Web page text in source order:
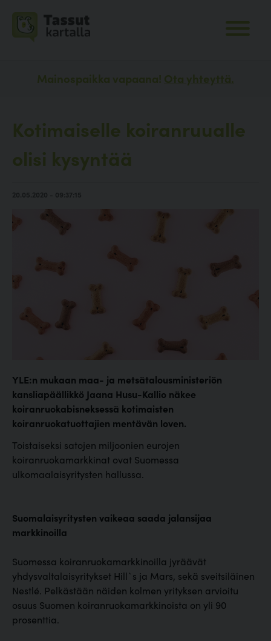
Mainospaikka vapaana! Ota yhteyttä.
Kotimaiselle koiranruualle
olisi kysyntää
YLE:n mukaan maa- ja metsätalousministeriön
kansliapäällikkö Jaana Husu-Kallio näkee
koiranruokabisneksessä kotimaisten
koiranruokatuottajien mentävän loven.
Toistaiseksi satojen miljoonien eurojen
koiranruokamarkkinat ovat Suomessa
ulkomaalaisyritysten hallussa.
Suomalaisyritysten vaikeaa saada jalansijaa
markkinoilla
Suomessa koiranruokamarkkinoilla jyräävät
yhdysvaltalaisyritykset Hill`s ja Mars, sekä sveitsiläinen
Nestlé. Pelkästään näiden kolmen yrityksen arvioitu
osuus Suomen koiranruokamarkkinoista on yli 90
prosenttia.